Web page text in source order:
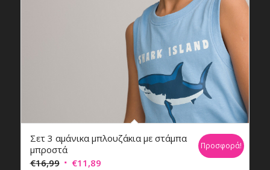
Σετ 3 αμάνικα μπλουζάκια με στάμπα
μπροστά
€16,99 Original
€11,89Η
Προσφορά!